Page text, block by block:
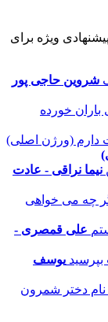
پیشنهادی ویژه برای
شروین حاجی پور
نیما نراقی - عادت
علی قمصری -
یوسف